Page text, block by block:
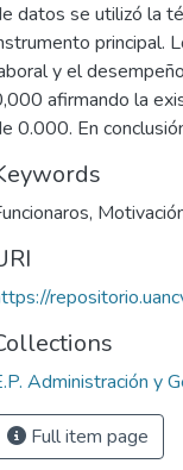
datos se utilizó la
principal.
y el
afirmando la
0.000. En
,
Administración y
Full item page